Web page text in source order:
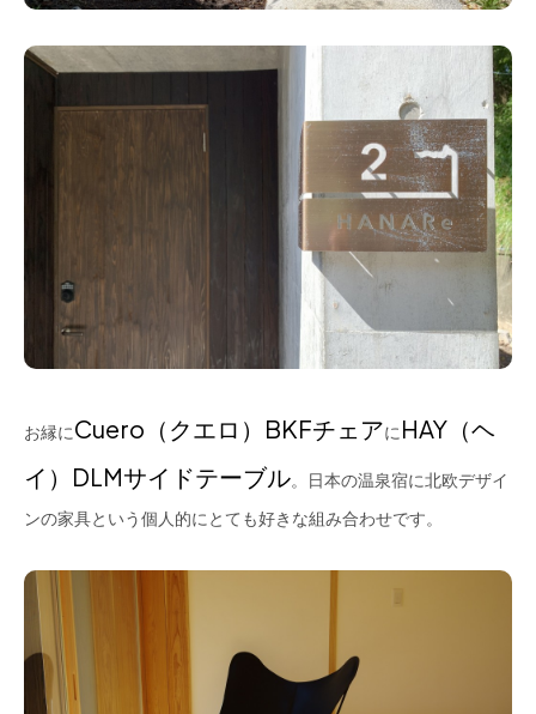
お縁にCuero（クエロ）BKFチェアに HAY（ヘ
イ）DLMサイドテーブル。日本の温泉宿に北欧デザイ
ンの家具という個人的にとても好きな組み合わせです。